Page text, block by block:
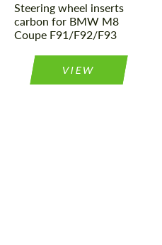
Steering wheel inserts
carbon for BMW M8
Coupe F91/F92/F93
VIEW